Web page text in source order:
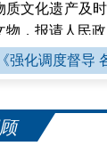
质文化遗产及
物，报请人民
深化成果应用
民族工作部门
情、安全隐患
，并在其指导
强化调度督导